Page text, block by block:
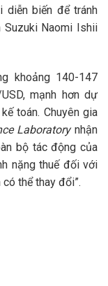
diễn biến để tránh
Suzuki Naomi Ishii
khoảng 140-147
mạnh hơn dự
toán. Chuyên gia
Laboratorynhận
bộ tác động của
nặng thuế đối với
thể thay đổi”.